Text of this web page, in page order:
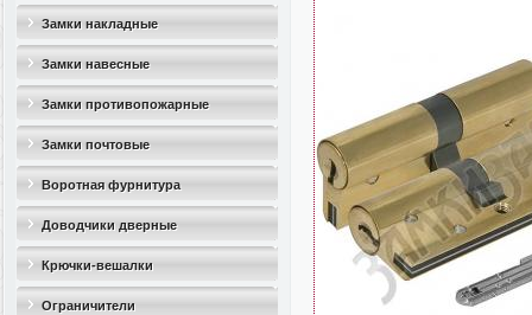
Замки накладные
Замки навесные
Замки противопожарные
Замки почтовые
Воротная фурнитура
Доводчики дверные
Крючки-вешалки
Ограничители